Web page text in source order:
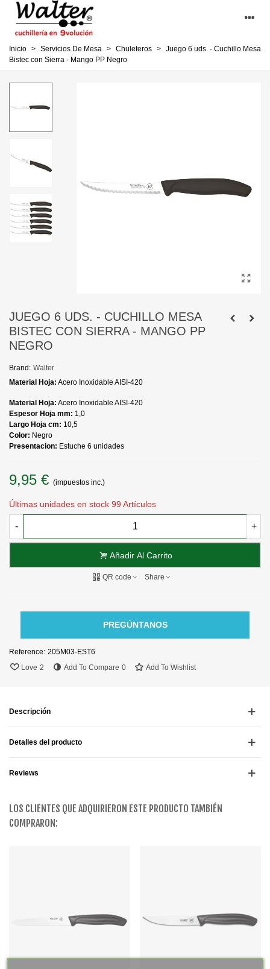
Inicio > Servicios De Mesa > Chuleteros > Juego 6 uds. - Cuchillo Mesa
Bistec con Sierra - Mango PP Negro
JUEGO 6 UDS. - CUCHILLO MESA
BISTEC CON SIERRA - MANGO PP
NEGRO
Brand: Walter
Material Hoja: Acero Inoxidable AISI-420
Material Hoja: Acero Inoxidable AISI-420
Espesor Hoja mm: 1,0
Largo Hoja cm: 10,5
Color: Negro
Presentacion: Estuche 6 unidades
9,95 € (impuestos inc.)
Últimas unidades en stock 99 Artículos
- +
Añadir Al Carrito
QR code Share
PREGÚNTANOS
Reference: 205M03-EST6
Love 2 Add To Compare 0 Add To Wishlist
Descripción
Detalles del producto
Reviews
LOS CLIENTES QUE ADQUIRIERON ESTE PRODUCTO TAMBIÉN
COMPRARON: